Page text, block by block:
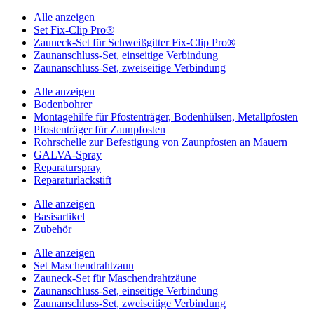
Alle anzeigen
Set Fix-Clip Pro®
Zauneck-Set für Schweißgitter Fix-Clip Pro®
Zaunanschluss-Set, einseitige Verbindung
Zaunanschluss-Set, zweiseitige Verbindung
Alle anzeigen
Bodenbohrer
Montagehilfe für Pfostenträger, Bodenhülsen, Metallpfosten
Pfostenträger für Zaunpfosten
Rohrschelle zur Befestigung von Zaunpfosten an Mauern
GALVA-Spray
Reparaturspray
Reparaturlackstift
Alle anzeigen
Basisartikel
Zubehör
Alle anzeigen
Set Maschendrahtzaun
Zauneck-Set für Maschendrahtzäune
Zaunanschluss-Set, einseitige Verbindung
Zaunanschluss-Set, zweiseitige Verbindung